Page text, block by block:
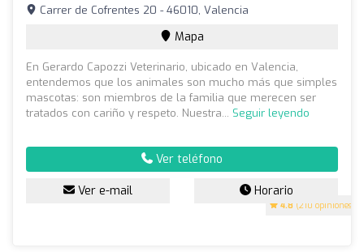
4.8 (210 opiniones)
Carrer de Cofrentes 20 - 46010, Valencia
Mapa
En Gerardo Capozzi Veterinario, ubicado en Valencia,
entendemos que los animales son mucho más que simples
mascotas: son miembros de la familia que merecen ser
tratados con cariño y respeto. Nuestra... Seguir leyendo
Ver teléfono
Ver e-mail Horario